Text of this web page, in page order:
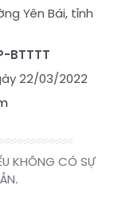
Yên Bái, tỉnh
BTTTT
22/03/2022
KHÔNG CÓ SỰ